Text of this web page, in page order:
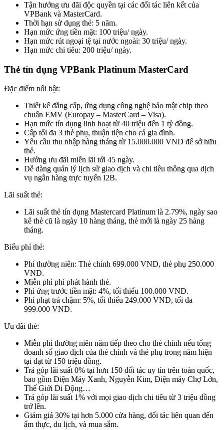
Tận hưởng ưu đãi độc quyền tại các đối tác liên kết của
VPBank và MasterCard.
Thời hạn sử dụng thẻ: 5 năm.
Hạn mức ứng tiền mặt: 100 triệu/ ngày.
Hạn mức rút ngoại tệ tại nước ngoài: 30 triệu/ ngày.
Hạn mức chi tiêu: 200 triệu/ ngày.
Thẻ tín dụng VPBank Platinum MasterCard
Đặc điểm nổi bật:
Thiết kế đẳng cấp, ứng dụng công nghệ bảo mật chip theo
chuẩn EMV (Europay – MasterCard – Visa).
Hạn mức tín dụng linh hoạt từ 40 triệu đến 1 tỷ đồng.
Cấp tối đa 3 thẻ phụ, thuận tiện cho cả gia đình.
Yêu cầu thu nhập hàng tháng từ 15.000.000 VND để sở hữu
thẻ.
Hưởng ưu đãi miễn lãi tới 45 ngày.
Dễ dàng quản lý lịch sử giao dịch và chi tiêu thông qua dịch
vụ ngân hàng trực tuyến I2B.
Lãi suất thẻ:
Lãi suất thẻ tín dụng Mastercard Platinum là 2.79%, ngày sao
kê thẻ cũ là ngày 10 hàng tháng, thẻ mới là ngày 25 hàng
tháng.
Biểu phí thẻ:
Phí thường niên: Thẻ chính 699.000 VND, thẻ phụ 250.000
VND.
Miễn phí phí phát hành thẻ.
Phí ứng trước tiền mặt: 4%, tối thiểu 100.000 VND.
Phí phạt trả chậm: 5%, tối thiểu 249.000 VND, tối đa
999.000 VND.
Ưu đãi thẻ:
Miễn phí thường niên năm tiếp theo cho thẻ chính nếu tổng
doanh số giao dịch của thẻ chính và thẻ phụ trong năm hiện
tại đạt từ 150 triệu đồng.
Trả góp lãi suất 0% tại hơn 150 đối tác uy tín trên toàn quốc,
bao gồm Điện Máy Xanh, Nguyễn Kim, Điện máy Chợ Lớn,
Thế Giới Di Động…
Trả góp lãi suất 1% với mọi giao dịch chi tiêu từ 3 triệu đồng
trở lên.
Giảm giá 30% tại hơn 5.000 cửa hàng, đối tác liên quan đến
ẩm thực, du lịch, và mua sắm.